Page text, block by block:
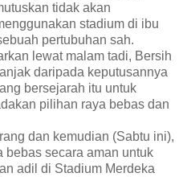
tidak akan
stadium di ibu
pertubuhan sah.
lewat malam tadi, Bersih
daripada keputusannya
bersejarah itu untuk
pilihan raya bebas dan
dan kemudian (Sabtu ini),
bebas secara aman untuk
adil di Stadium Merdeka